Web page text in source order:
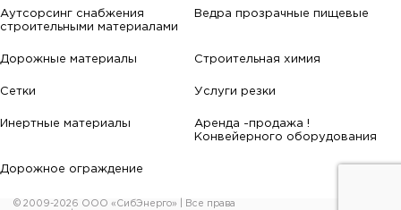
Аутсорсинг снабжения
строительными материалами
Ведра прозрачные пищевые
Дорожные материалы Строительная химия
Сетки Услуги резки
Инертные материалы
Аренда -продажа !
Конвейерного оборудования
Дорожное ограждение
© 2009-2026 ООО «СибЭнерго» | Все права